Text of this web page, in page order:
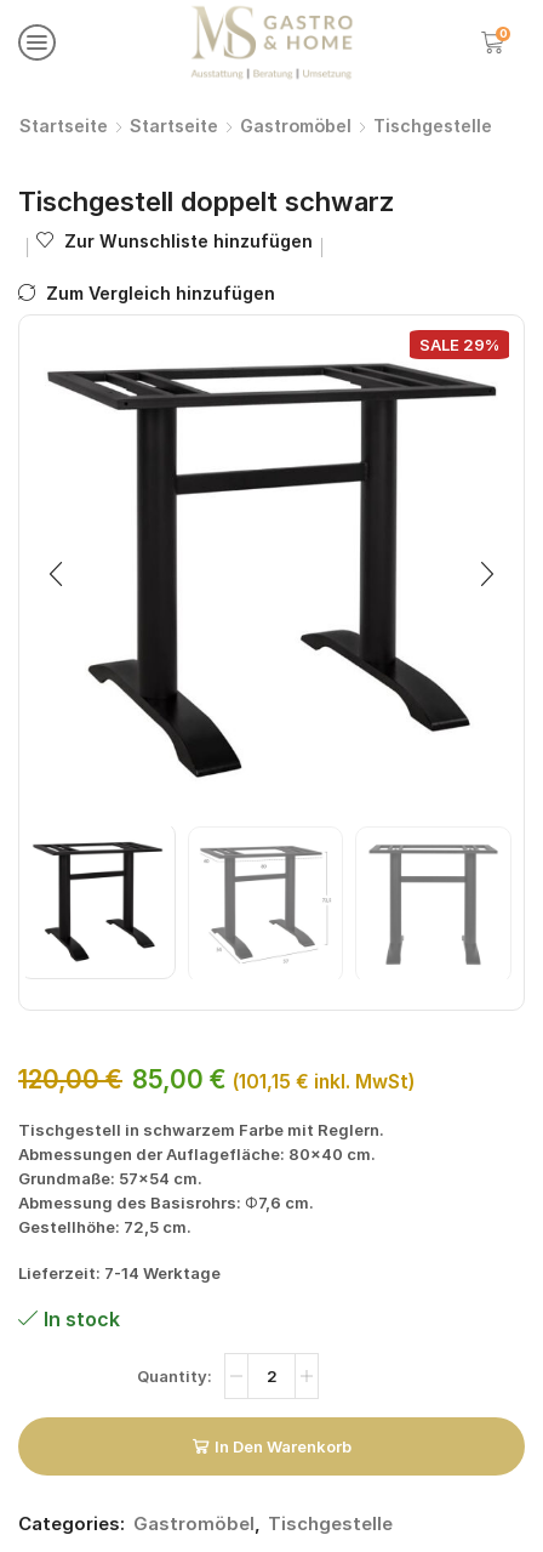
0
Startseite Startseite Gastromöbel Tischgestelle
Tischgestell doppelt schwarz
Zur Wunschliste hinzufügen
Zum Vergleich hinzufügen
SALE 29%
120,00€ 85,00 € (101,15 € inkl. MwSt)
Tischgestell in schwarzem Farbe mit Reglern.
Abmessungen der Auflagefläche: 80×40 cm.
Grundmaße: 57×54 cm.
Abmessung des Basisrohrs: Φ7,6 cm.
Gestellhöhe: 72,5 cm.
Lieferzeit: 7-14 Werktage
In stock
In Den Warenkorb
Categories: Gastromöbel, Tischgestelle